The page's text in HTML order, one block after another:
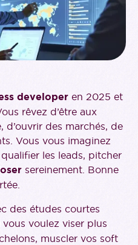
developer en 2025 et
rêvez d’être aux
d’ouvrir des marchés, de
Vous vous imaginez
les leads, pitcher
sereinement. Bonne
des études courtes
vous voulez viser plus
muscler vos soft